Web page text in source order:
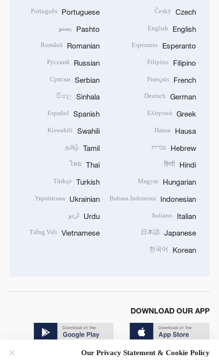
Czech
Český
English
English
Esperanto
Esperanto
Filipino
Filipino
French
Français
German
Deutsch
Greek
Ελληνικά
Hausa
Hausa
Hebrew עברית
Hindi
हिन्दी
Hungarian
Magyar
Indonesian
Bahasa Indonesia
Italian
Italiano
Japanese
日本語
Korean
한국어
Portuguese
Português
Pashto پښتو
Romanian
Română
Russian
Русский
Serbian
Српски
Sinhala
සිංහල
Spanish
Español
Swahili
Kiswahili
Tamil
தமிழ்
Thai
ไทย
Turkish
Türkçe
Ukrainian
Українська
Urdu اردو
Vietnamese
Tiếng Việt
DOWNLOAD OUR APP
Our Privacy Statement & Cookie Policy